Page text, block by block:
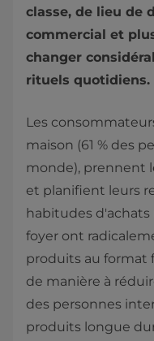
classe, de lieu de
commercial et
changer
rituels quotidiens.
Les
maison (61 % des
monde), prennent
et planifient leurs
habitudes d'achats
foyer ont
produits au format
de manière à
des personnes
produits longue